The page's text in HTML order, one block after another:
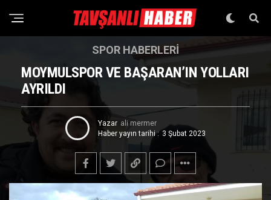
SPOR HABERLERI
MOYMULSPOR VE BAŞARAN’IN YOLLARI
AYRILDI
Yazar ali mermer
Haber yayın tarihi : 3 Şubat 2023